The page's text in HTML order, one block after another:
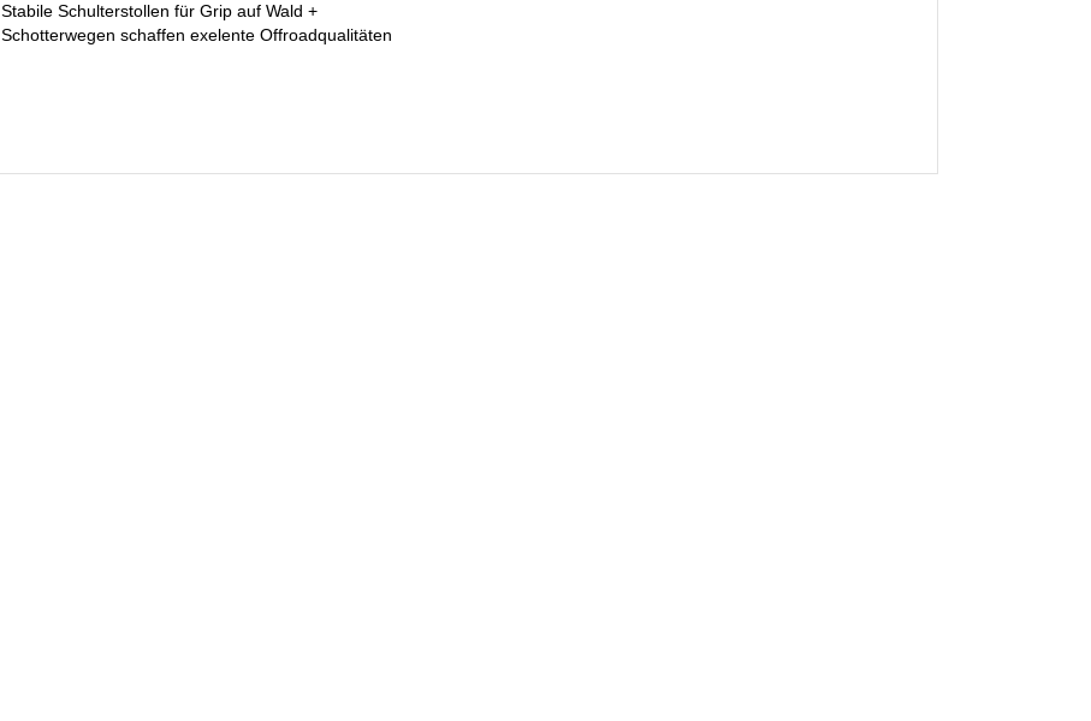
Stabile Schulterstollen für Grip auf Wald +
Schotterwegen schaffen exelente Offroadqualitäten